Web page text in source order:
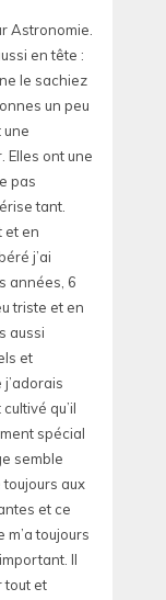
Astronomie.
en tête :
le sachiez
un peu
une
Elles ont une
pas
tant.
et en
j’ai
années, 6
triste et en
aussi
et
j’adorais
qu’il
spécial
semble
aux
et ce
m’a toujours
Il
tout et